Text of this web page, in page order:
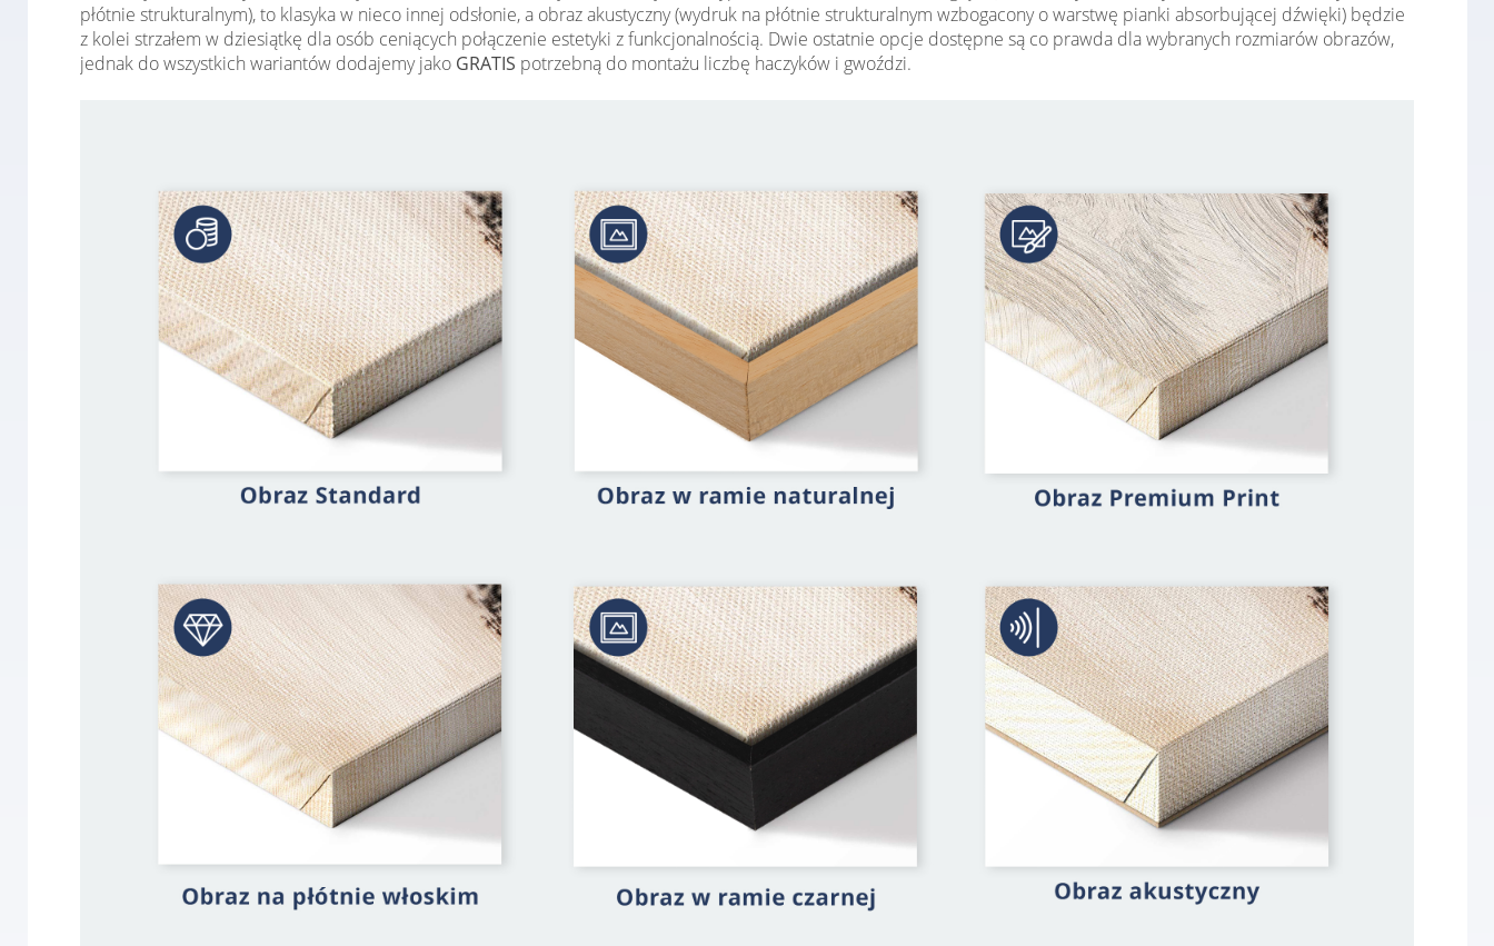
płótnie strukturalnym), to klasyka w nieco innej odsłonie, a obraz akustyczny (wydruk na płótnie strukturalnym wzbogacony o warstwę pianki absorbującej dźwięki) będzie
z kolei strzałem w dziesiątkę dla osób ceniących połączenie estetyki z funkcjonalnością. Dwie ostatnie opcje dostępne są co prawda dla wybranych rozmiarów obrazów,
jednak do wszystkich wariantów dodajemy jako GRATIS potrzebną do montażu liczbę haczyków i gwoździ.